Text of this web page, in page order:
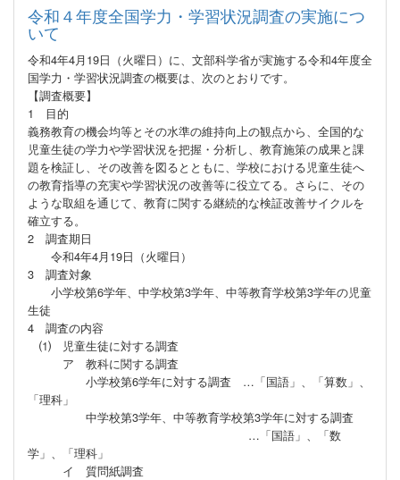
令和４年度全国学力・学習状況調査の実施につ
いて
令和4年4月19日（火曜日）に、文部科学省が実施する令和4年度全
国学力・学習状況調査の概要は、次のとおりです。
【調査概要】
1 目的
義務教育の機会均等とその水準の維持向上の観点から、全国的な
児童生徒の学力や学習状況を把握・分析し、教育施策の成果と課
題を検証し、その改善を図るとともに、学校における児童生徒へ
の教育指導の充実や学習状況の改善等に役立てる。さらに、その
ような取組を通じて、教育に関する継続的な検証改善サイクルを
確立する。
2 調査期日
令和4年4月19日（火曜日）
3 調査対象
小学校第6学年、中学校第3学年、中等教育学校第3学年の児童
生徒
4 調査の内容
⑴ 児童生徒に対する調査
ア 教科に関する調査
小学校第6学年に対する調査 …「国語」、「算数」、
「理科」
中学校第3学年、中等教育学校第3学年に対する調査
…「国語」、「数
学」、「理科」
イ 質問紙調査